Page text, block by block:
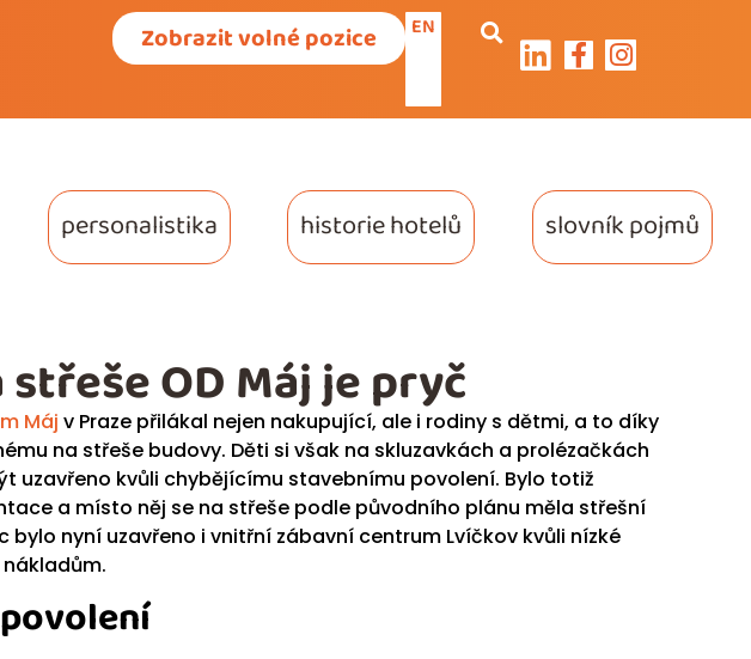
Zobrazit volné pozice EN
personalistika historie hotelů slovník pojmů
Máj v Praze přilákal nejen nakupující, ale i rodiny s dětmi, a to díky
na střeše budovy. Děti si však na skluzavkách a prolézačkách
uzavřeno kvůli chybějícímu stavebnímu povolení. Bylo totiž
a místo něj se na střeše podle původního plánu měla střešní
nyní uzavřeno i vnitřní zábavní centrum Lvíčkov kvůli nízké
OD Máj je pryč